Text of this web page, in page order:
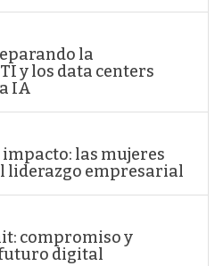
la
y los data centers
IA
las mujeres
liderazgo empresarial
compromiso y
digital